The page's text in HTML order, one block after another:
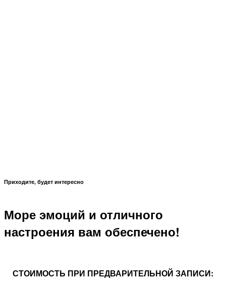
Приходите, будет интересно
Море эмоций и отличного
настроения вам обеспечено!
СТОИМОСТЬ ПРИ ПРЕДВАРИТЕЛЬНОЙ ЗАПИСИ: